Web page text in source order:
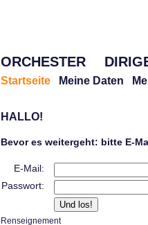
ORCHESTER
Startseite Meine Daten
HALLO!
Bevor es weitergeht: bitte E-
E-Mail:
Passwort:
Renseignement